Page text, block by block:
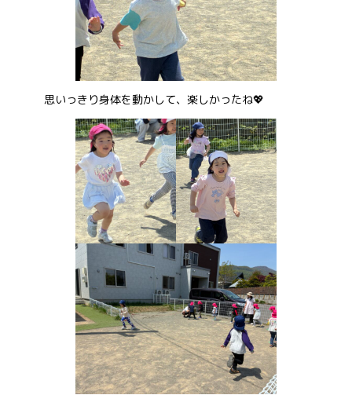
思いっきり身体を動かして、楽しかったね💖